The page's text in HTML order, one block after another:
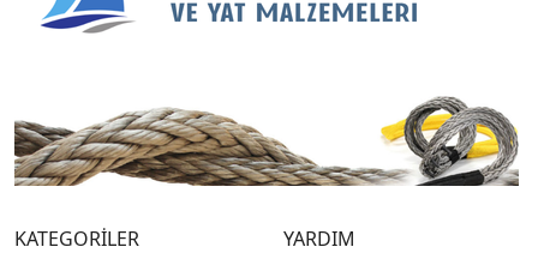
KATEGORİLER YARDIM